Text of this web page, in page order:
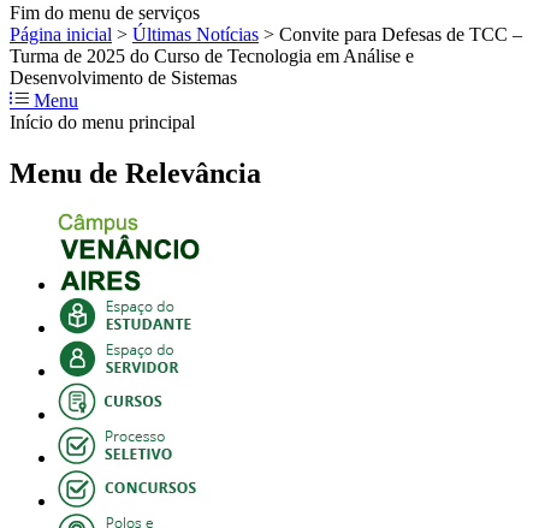
Fim do menu de serviços
Página inicial > Últimas Notícias > Convite para Defesas de TCC –
Turma de 2025 do Curso de Tecnologia em Análise e
Desenvolvimento de Sistemas
Menu
Início do menu principal
Menu de Relevância